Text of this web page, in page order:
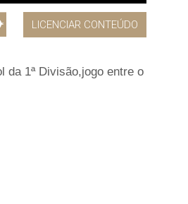
LICENCIAR CONTEÚDO
da 1ª Divisão,jogo entre o